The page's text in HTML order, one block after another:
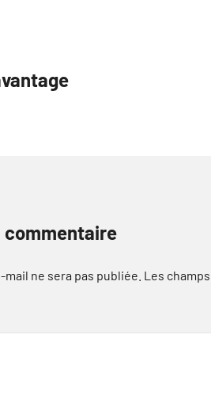
commentaire
ne sera pas publiée. Les